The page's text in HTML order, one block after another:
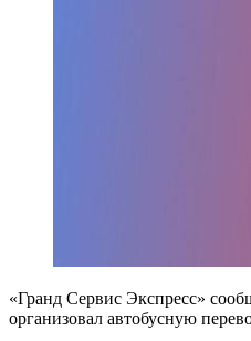
«Гранд Сервис Экспресс»
организовал автобусную